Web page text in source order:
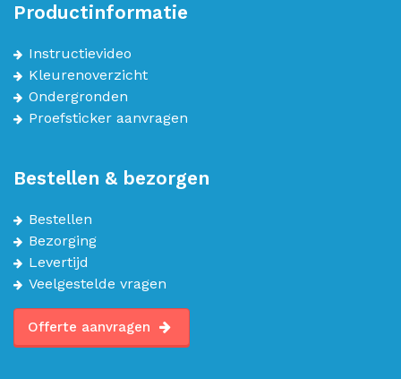
Productinformatie
Instructievideo
Kleurenoverzicht
Ondergronden
Proefsticker aanvragen
Bestellen & bezorgen
Bestellen
Bezorging
Levertijd
Veelgestelde vragen
Offerte aanvragen